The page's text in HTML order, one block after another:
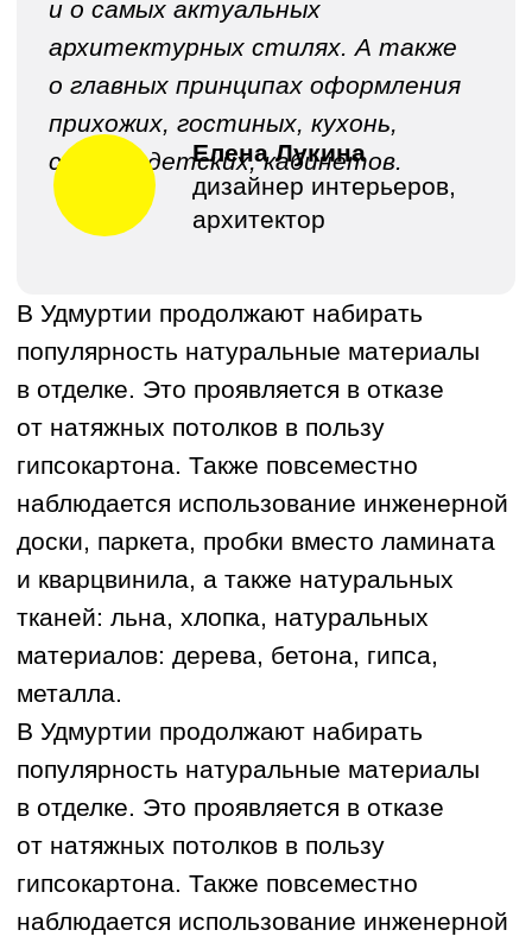
пребывания обычно планируется как
единое пространство с перетекающими
многофункциональными стали
проектироваться даже спальные
помещения и домашние кабинеты. При
открытой планировке дизайн интерьера
коттеджа получается достаточно легким
по восприятию и свободным
Посмотрите все проекты
Таким образом, в современных
загородных домах зона дневного
ПОДРОБНЕЕ